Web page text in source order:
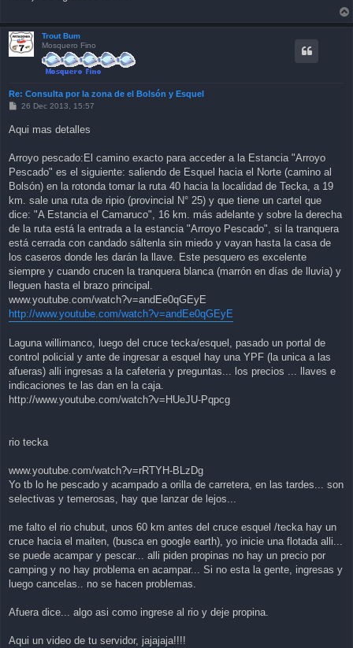
Trout Bum
Mosquero Fino
Re: Consulta por la zona de el Bolsón y Esquel
P
t
26 Dec 2013, 15:57
Aqui mas detalles
Arroyo pescado:El camino exacto para acceder a la Estancia "Arroyo
Pescado" es el siguiente: saliendo de Esquel hacia el Norte (camino al
Bolsón) en la rotonda tomar la ruta 40 hacia la localidad de Tecka, a 19
km. sale una ruta de ripio (provincial N° 25) y que tiene un cartel que
dice: "A Estancia el Camaruco", 16 km. más adelante y sobre la derecha
de la ruta está la entrada a la estancia "Arroyo Pescado", si la tranquera
está cerrada con candado sáltenla sin miedo y vayan hasta la casa de
los caseros donde les darán la llave. Este pesquero es excelente
siempre y cuando crucen la tranquera blanca (marrón en días de lluvia) y
lleguen hasta el brazo principal.
www.youtube.com/watch?v=andEe0qGEyE
http://www.youtube.com/watch?v=andEe0qGEyE
Laguna willimanco, luego del cruce tecka/esquel, pasado un portal de
control policial y ante de ingresar a esquel hay una YPF (la unica a las
afueras) alli ingresas a la cafeteria y preguntas... los precios ... llaves e
indicaciones te las dan en la caja.
http://www.youtube.com/watch?v=HUeJU-Pqpcg
rio tecka
www.youtube.com/watch?v=rRTYH-BLzDg
Yo tb lo he pescado y acampado a orilla de carretera, en las tardes... son
selectivas y temerosas, hay que lanzar de lejos...
me falto el rio chubut, unos 60 km antes del cruce esquel /tecka hay un
cruce hacia el maiten, (busca en google earth), yo inicie una flotada alli...
se puede acampar y pescar... alli piden propinas no hay un precio por
camping y no hay problema en acampar... Si no esta la gente, ingresas y
luego cancelas.. no se hacen problemas.
Afuera dice... algo asi como ingrese al rio y deje propina.
Aqui un video de tu servidor, jajajaja!!!!